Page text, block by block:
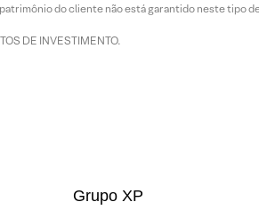
do cliente não está garantido neste tipo
DE INVESTIMENTO.
Grupo XP